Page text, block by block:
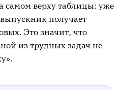
верху таблицы: уже
получает
Это значит, что
из трудных задач не